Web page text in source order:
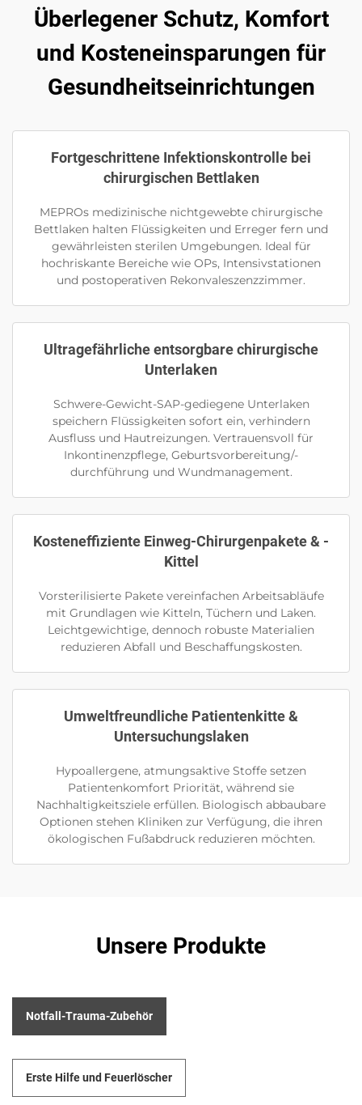
Überlegener Schutz, Komfort
und Kosteneinsparungen für
Gesundheitseinrichtungen
Fortgeschrittene Infektionskontrolle bei
chirurgischen Bettlaken
MEPROs medizinische nichtgewebte chirurgische
Bettlaken halten Flüssigkeiten und Erreger fern und
gewährleisten sterilen Umgebungen. Ideal für
hochriskante Bereiche wie OPs, Intensivstationen
und postoperativen Rekonvaleszenzzimmer.
Ultragefährliche entsorgbare chirurgische
Unterlaken
Schwere-Gewicht-SAP-gediegene Unterlaken
speichern Flüssigkeiten sofort ein, verhindern
Ausfluss und Hautreizungen. Vertrauensvoll für
Inkontinenzpflege, Geburtsvorbereitung/-
durchführung und Wundmanagement.
Kosteneffiziente Einweg-Chirurgenpakete & -
Kittel
Vorsterilisierte Pakete vereinfachen Arbeitsabläufe
mit Grundlagen wie Kitteln, Tüchern und Laken.
Leichtgewichtige, dennoch robuste Materialien
reduzieren Abfall und Beschaffungskosten.
Umweltfreundliche Patientenkitte &
Untersuchungslaken
Hypoallergene, atmungsaktive Stoffe setzen
Patientenkomfort Priorität, während sie
Nachhaltigkeitsziele erfüllen. Biologisch abbaubare
Optionen stehen Kliniken zur Verfügung, die ihren
ökologischen Fußabdruck reduzieren möchten.
Unsere Produkte
Notfall-Trauma-Zubehör
Erste Hilfe und Feuerlöscher